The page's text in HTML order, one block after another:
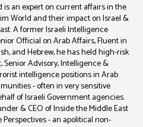
is an expert on current affairs in the
World and their impact on Israel &
A former Israeli Intelligence
Official on Arab Affairs, Fluent in
and Hebrew, he has held high-risk
Senior Advisory, Intelligence &
intelligence positions in Arab
- often in very sensitive
of Israeli Government agencies.
& CEO of Inside the Middle East
- an apolitical non-